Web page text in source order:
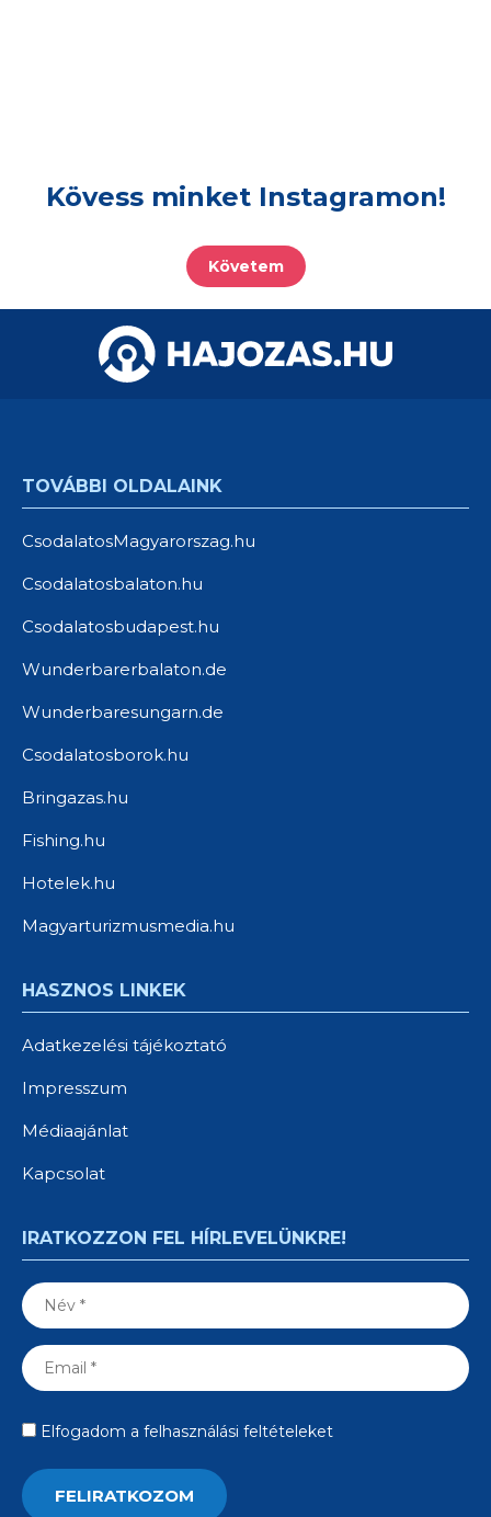
Kövess minket Instagramon!
Követem
TOVÁBBI OLDALAINK
CsodalatosMagyarorszag.hu
Csodalatosbalaton.hu
Csodalatosbudapest.hu
Wunderbarerbalaton.de
Wunderbaresungarn.de
Csodalatosborok.hu
Bringazas.hu
Fishing.hu
Hotelek.hu
Magyarturizmusmedia.hu
HASZNOS LINKEK
Adatkezelési tájékoztató
Impresszum
Médiaajánlat
Kapcsolat
IRATKOZZON FEL HÍRLEVELÜNKRE!
Elfogadom a felhasználási feltételeket